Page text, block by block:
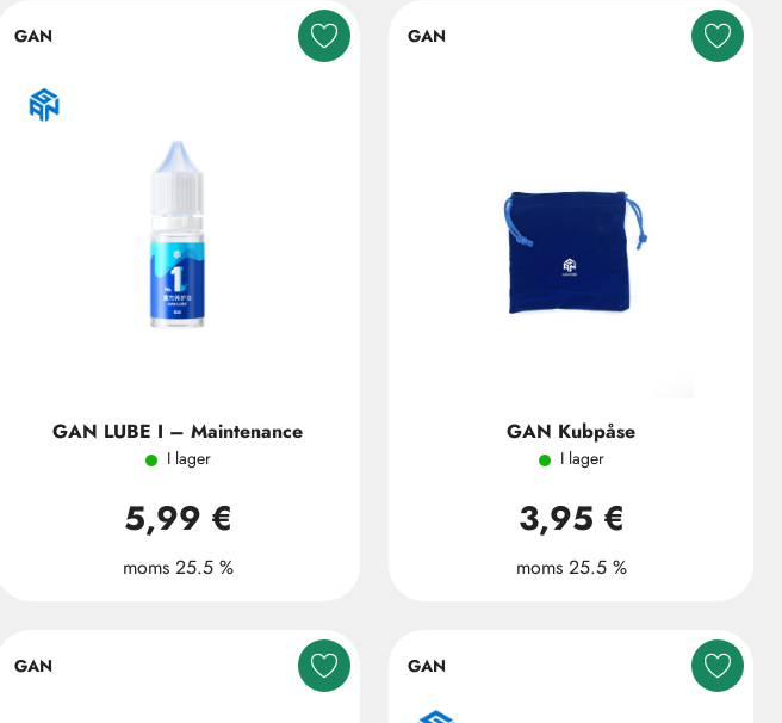
GAN
GAN LUBE I – Maintenance
I lager
5,99 €
moms 25.5 %
GAN
GAN Kubpåse
I lager
3,95 €
moms 25.5 %
GAN GAN